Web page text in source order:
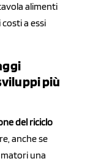
alimenti
a essi
più
del riciclo
anche se
una